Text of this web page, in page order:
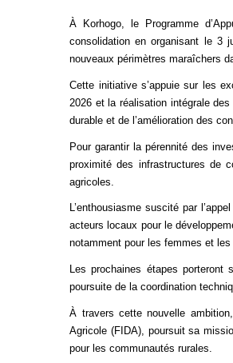
À Korhogo, le Programme
consolidation en organisant le 3
nouveaux périmètres maraîchers
Cette initiative s’appuie sur les
2026 et la réalisation intégrale
durable et de l’amélioration des
Pour garantir la pérennité des
proximité des infrastructures de
agricoles.
L’enthousiasme suscité par
acteurs locaux pour le
notamment pour les femmes et les
Les prochaines étapes
poursuite de la coordination
À travers cette nouvelle
Agricole (FIDA), poursuit sa
pour les communautés rurales.